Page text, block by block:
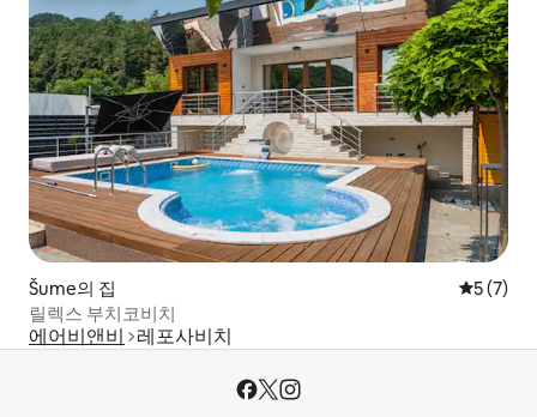
Šume의 집 평점 5점
5 (7)
릴렉스 부치코비치
에어비앤비 레포사비치